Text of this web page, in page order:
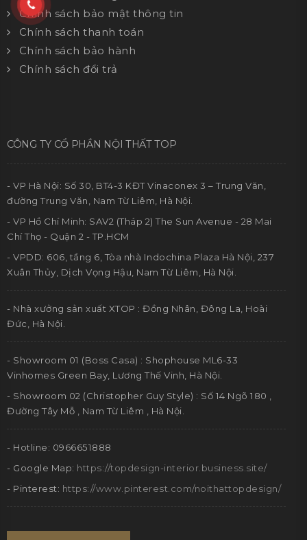
CÔNG TY CỔ PHẦN NỘI THẤT TOP
- VP Hà Nội: Số 30, BT4-3 KĐT Vinaconex 3 – Trung Văn,
đường Trung Văn, Nam Từ Liêm, Hà Nội.
Xuân Thủy, Dịch Vọng Hậu, Nam Từ Liêm, Hà Nội.
Đức, Hà Nội.
- Showroom 01 (Boss Casa) : Shophouse ML6-33
Vinhomes Green Bay, Lương Thế Vinh, Hà Nội.
- Showroom 02 (Christopher Guy Style) : Số 14 Ngõ 180 ,
Đường Tây Mỗ , Nam Từ Liêm , Hà Nội.
- Hotline: 0966651888
- Pinterest:https://www.pinterest.com/noithattopdesign/
LIên hệ chúng tôi
2021. Copyright by TopDesign